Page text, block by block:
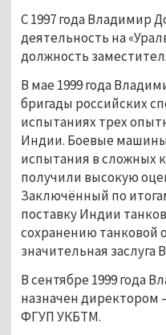
С 1997 года Владимир
деятельность на
должность
В мае 1999 года
бригады российских
испытаниях трех
Индии. Боевые
испытания в сложных
получили высокую
Заключённый по
поставку Индии
сохранению танковой
значительная
В сентябре 1999 года
назначен директором
ФГУП УКБТМ.